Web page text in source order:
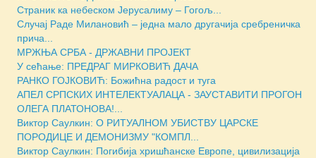
Страник ка небеском Јерусалиму – Гогољ...
Случај Раде Милановић – једна мало другачија сребреничка
прича...
МРЖЊА СРБА - ДРЖАВНИ ПРОЈЕКТ
У сећање: ПРЕДРАГ МИРКОВИЋ ДАЧА
РАНКО ГОЈКОВИЋ: Божићна радост и туга
АПЕЛ СРПСКИХ ИНТЕЛЕКТУАЛАЦА - ЗАУСТАВИТИ ПРОГОН
ОЛЕГА ПЛАТОНОВА!...
Виктор Саулкин: О РИТУАЛНОМ УБИСТВУ ЦАРСКЕ
ПОРОДИЦЕ И ДЕМОНИЗМУ "КОМПЛ...
Виктор Саулкин: Погибија хришћанске Европе, цивилизација